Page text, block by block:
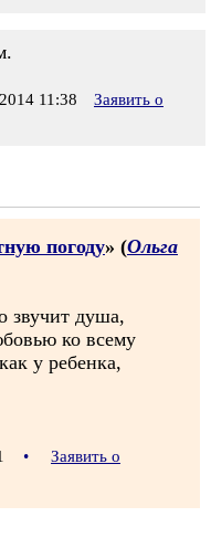
11:38
Заявить о
погоду» (Ольга
звучит душа,
ко всему
у ребенка,
•
Заявить о